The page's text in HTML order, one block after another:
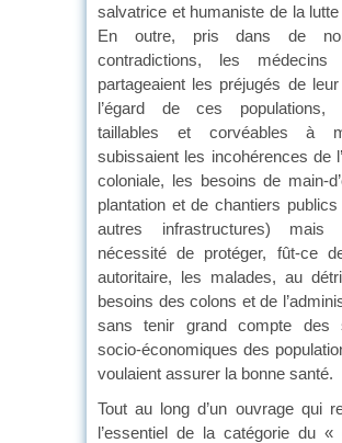
salvatrice et humaniste de la
En outre, pris dans de
contradictions, les médecins
partageaient les préjugés de
l’égard de ces populations,
taillables et corvéables à
subissaient les incohérences de
coloniale, les besoins de main-
plantation et de chantiers
autres infrastructures)
nécessité de protéger, fût-ce
autoritaire, les malades, au
besoins des colons et de
sans tenir grand compte des
socio-économiques des
voulaient assurer la bonne santé.
Tout au long d’un ouvrage qui
l’essentiel de la catégorie du «